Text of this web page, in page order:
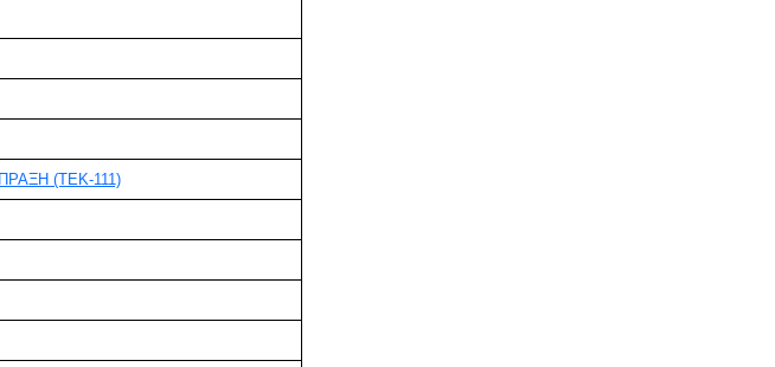
ΑΠΟ ΤΟ ΑΝΑΛΥΤΙΚΟ ΠΡΟΓΡΑΜΜΑ ΚΑΙ ΤΟ ΣΧΟΛΙΚΟ ΕΓΧΕΙΡΙΔΙΟ ΣΤΗ ΔΙΔΑΚΤΙΚΗ ΠΡΑΞΗ (ΤΕΚ-111)